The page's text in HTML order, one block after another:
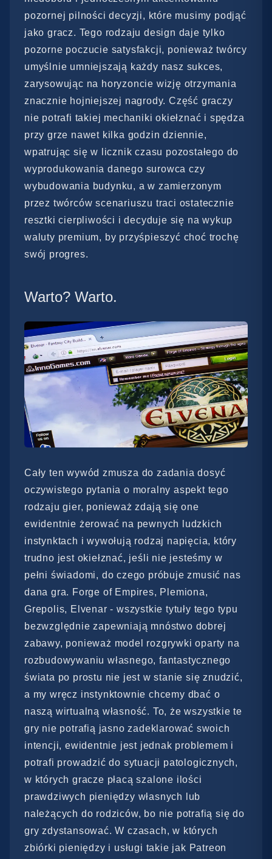
pozornej pilności decyzji, które musimy podjąć
jako gracz. Tego rodzaju design daje tylko
pozorne poczucie satysfakcji, ponieważ twórcy
umyślnie umniejszają każdy nasz sukces,
zarysowując na horyzoncie wizję otrzymania
znacznie hojniejszej nagrody. Część graczy
nie potrafi takiej mechaniki okiełznać i spędza
przy grze nawet kilka godzin dziennie,
wpatrując się w licznik czasu pozostałego do
wyprodukowania danego surowca czy
wybudowania budynku, a w zamierzonym
przez twórców scenariuszu traci ostatecznie
resztki cierpliwości i decyduje się na wykup
waluty premium, by przyśpieszyć choć trochę
swój progres.
Warto? Warto.
Cały ten wywód zmusza do zadania dosyć
oczywistego pytania o moralny aspekt tego
rodzaju gier, ponieważ zdają się one
ewidentnie żerować na pewnych ludzkich
instynktach i wywołują rodzaj napięcia, który
trudno jest okiełznać, jeśli nie jesteśmy w
pełni świadomi, do czego próbuje zmusić nas
dana gra. Forge of Empires, Plemiona,
Grepolis, Elvenar - wszystkie tytuły tego typu
bezwzględnie zapewniają mnóstwo dobrej
zabawy, ponieważ model rozgrywki oparty na
rozbudowywaniu własnego, fantastycznego
świata po prostu nie jest w stanie się znudzić,
a my wręcz instynktownie chcemy dbać o
naszą wirtualną własność. To, że wszystkie te
gry nie potrafią jasno zadeklarować swoich
intencji, ewidentnie jest jednak problemem i
potrafi prowadzić do sytuacji patologicznych,
w których gracze płacą szalone ilości
prawdziwych pieniędzy własnych lub
należących do rodziców, bo nie potrafią się do
gry zdystansować. W czasach, w których
zbiórki pieniędzy i usługi takie jak Patreon